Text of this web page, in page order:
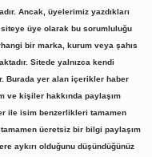
Ancak, üyelerimiz yazdıkları
üye olarak bu sorumluluğu
bir marka, kurum veya şahıs
Sitede yalnızca kendi
Burada yer alan içerikler haber
ve kişiler hakkında paylaşım
ile isim benzerlikleri tamamen
ücretsiz bir bilgi paylaşım
aykırı olduğunu düşündüğünüz